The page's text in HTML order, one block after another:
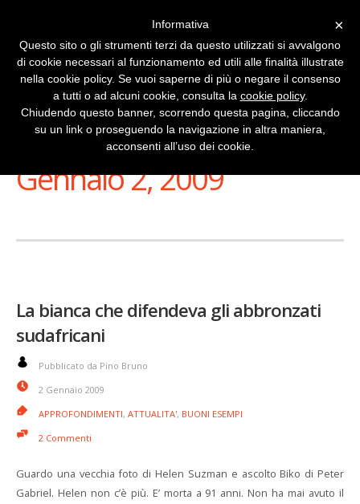
Stai Visualizzando
Gennaio 2, 2009
La bianca che difendeva gli abbronzati
sudafricani
Pubblicato da Pino Bruno
2 Gennaio 2009
APPROFONDIMENTI, ATTUALITA', BUONI ESEMPI
2 Commenti
Guardo una vecchia foto di Helen Suzman e ascolto Biko di Peter
Gabriel. Helen non c’è più. E’ morta a 91 anni. Non ha mai avuto il
×
Informativa
Questo sito o gli strumenti terzi da questo utilizzati si avvalgono
di cookie necessari al funzionamento ed utili alle finalità illustrate
nella cookie policy. Se vuoi saperne di più o negare il consenso
a tutti o ad alcuni cookie, consulta la cookie policy.
Chiudendo questo banner, scorrendo questa pagina, cliccando
su un link o proseguendo la navigazione in altra maniera,
acconsenti all’uso dei cookie.